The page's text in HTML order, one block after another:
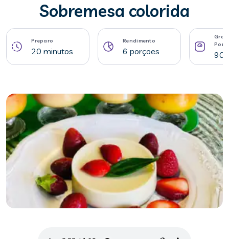
Sobremesa colorida
Preparo
20 minutos
Rendimento
6 porçoes 90